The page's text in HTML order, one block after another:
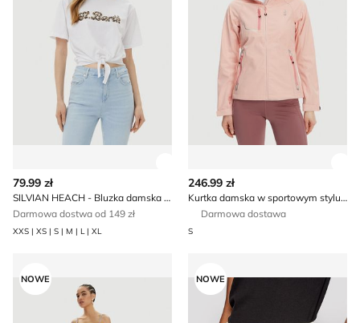
79.99 zł
SILVIAN HEACH - Bluzka damska na wiosnę młodzieżowa
Darmowa dostwa od 149 zł
XXS | XS | S | M | L | XL
246.99 zł
Kurtka damska w sportowym stylu Aulp
Darmowa dostawa
S
NOWE NOWE